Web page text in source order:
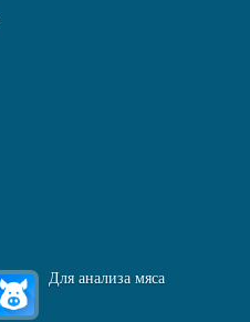
Для анализа мяса